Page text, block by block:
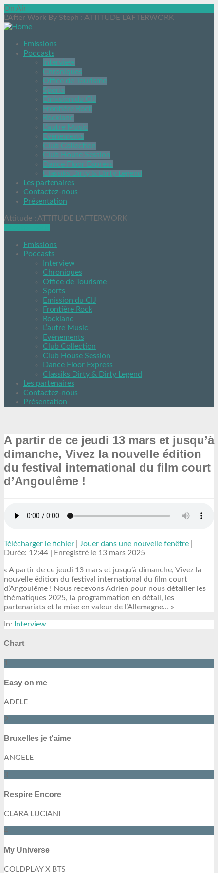
On Air
L'After Work By Steph : ATTITUDE L'AFTERWORK
Emissions
Podcasts
Interview
Chroniques
Office de Tourisme
Sports
Emission du CIJ
Frontière Rock
Rockland
L’autre Music
Evénements
Club Collection
Club House Session
Dance Floor Express
Classiks Dirty & Dirty Legend
Les partenaires
Contactez-nous
Présentation
Attitude : ATTITUDE L'AFTERWORK
Emissions
Podcasts
Interview
Chroniques
Office de Tourisme
Sports
Emission du CIJ
Frontière Rock
Rockland
L’autre Music
Evénements
Club Collection
Club House Session
Dance Floor Express
Classiks Dirty & Dirty Legend
Les partenaires
Contactez-nous
Présentation
A partir de ce jeudi 13 mars et jusqu’à
dimanche, Vivez la nouvelle édition
du festival international du film court
d’Angoulême !
Télécharger le fichier Jouer dans une nouvelle fenêtre
Durée: 12:44
Enregistré le 13 mars 2025
« A partir de ce jeudi 13 mars et jusqu’à dimanche, Vivez la
nouvelle édition du festival international du film court
d’Angoulême ! Nous recevons Adrien pour nous détailler les
thématiques 2025, la programmation en détail, les
partenariats et la mise en valeur de l’Allemagne… »
In: Interview
Chart
1
Easy on me
ADELE
2
Bruxelles je t'aime
ANGELE
3
Respire Encore
CLARA LUCIANI
4
My Universe
COLDPLAY X BTS